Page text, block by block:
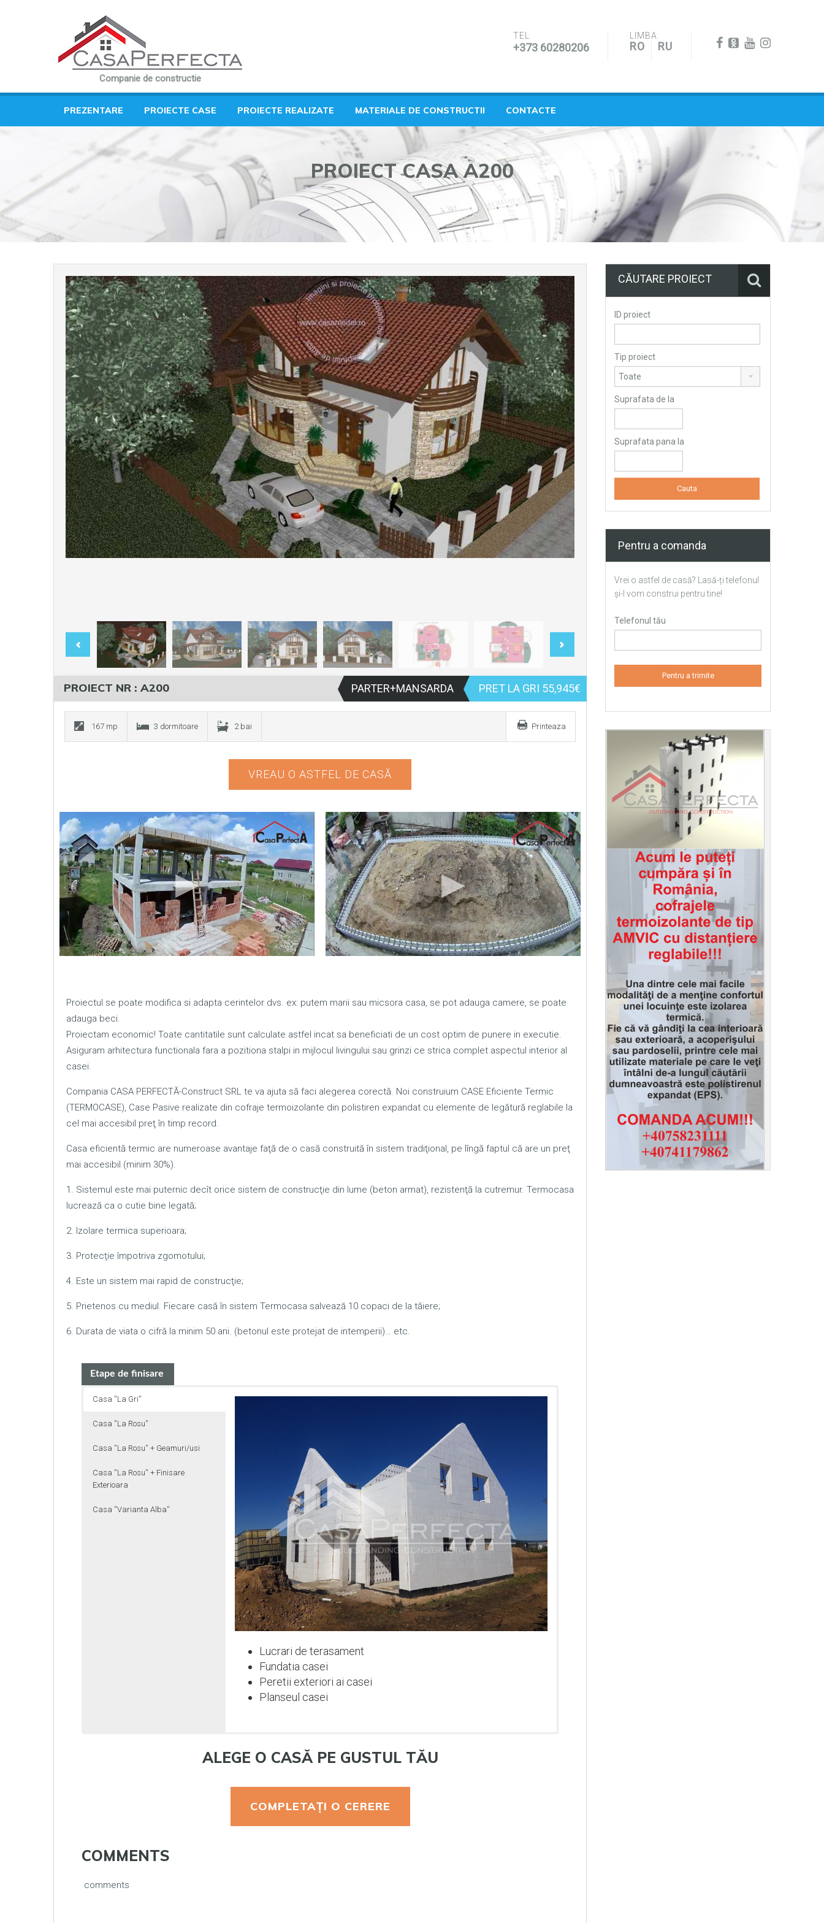
Companie de constructie
TEL
+373 60280206
LIMBA:
RO RU
PREZENTARE PROIECTE CASE PROIECTE REALIZATE MATERIALE DE CONSTRUCTII CONTACTE
PROIECT CASA A200
PROIECT NR : A200 PARTER+MANSARDA PRET LA GRI 55,945€
167 mp 3 dormitoare 2 bai Printeaza
VREAU O ASTFEL DE CASĂ
Proiectul se poate modifica si adapta cerintelor dvs. ex: putem marii sau micsora casa, se pot adauga camere, se poate
adauga beci.
Proiectam economic! Toate cantitatile sunt calculate astfel incat sa beneficiati de un cost optim de punere in executie.
Asiguram arhitectura functionala fara a pozitiona stalpi in mijlocul livingului sau grinzi ce strica complet aspectul interior al
casei.
Compania CASA PERFECTĂ-Construct SRL te va ajuta să faci alegerea corectă. Noi construium CASE Eficiente Termic
(TERMOCASE), Case Pasive realizate din cofraje termoizolante din polistiren expandat cu elemente de legătură reglabile la
cel mai accesibil preţ în timp record.
Casa eficientă termic are numeroase avantaje faţă de o casă construită în sistem tradiţional, pe lîngă faptul că are un preţ
mai accesibil (minim 30%).
1. Sistemul este mai puternic decît orice sistem de construcţie din lume (beton armat), rezistenţă la cutremur. Termocasa
lucrează ca o cutie bine legată;
2. Izolare termica superioara;
3. Protecţie împotriva zgomotului;
4. Este un sistem mai rapid de construcţie;
5. Prietenos cu mediul. Fiecare casă în sistem Termocasa salvează 10 copaci de la tăiere;
6. Durata de viata o cifră la minim 50 ani. (betonul este protejat de intemperii)… etc.
Etape de finisare
Casa ''La Gri''
Casa ''La Rosu''
Casa ''La Rosu'' + Geamuri/usi
Casa ''La Rosu'' + Finisare
Exterioara
Casa ''Varianta Alba''
Lucrari de terasament
Fundatia casei
Peretii exteriori ai casei
Planseul casei
ALEGE O CASĂ PE GUSTUL TĂU
COMPLETAȚI O CERERE
COMMENTS
comments
CĂUTARE PROIECT
ID proiect
Tip proiect
Suprafata de la
Suprafata pana la
Pentru a comanda
Vrei o astfel de casă? Lasă-ți telefonul
și-l vom construi pentru tine!
Telefonul tău